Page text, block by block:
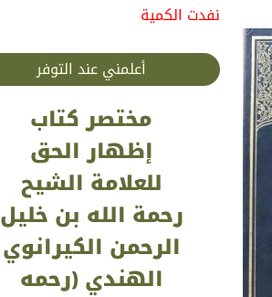
مختصر كتاب
إظهار الحق
للعلامة الشيح
رحمة الله بن خليل
الرحمن الكيرانوي
الهندي (رحمه
نفدت الكمية
أعلمني عند التوفر